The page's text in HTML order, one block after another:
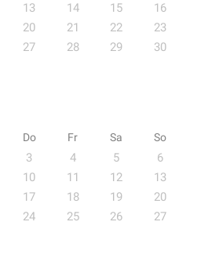
13 14 15
16
20 21 22
23
27 28 29
30
Do Fr Sa So
3 4 5
6
10 11 12
13
17 18 19
20
24 25 26
27